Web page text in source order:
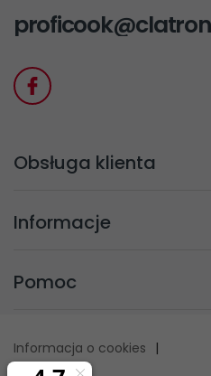
Obsługa klienta
Informacje
Pomoc
Informacja o cookies |